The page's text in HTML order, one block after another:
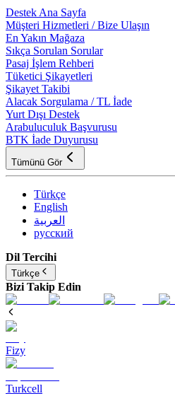
Destek Ana Sayfa
Müşteri Hizmetleri / Bize Ulaşın
En Yakın Mağaza
Sıkça Sorulan Sorular
Pasaj İşlem Rehberi
Tüketici Şikayetleri
Şikayet Takibi
Alacak Sorgulama / TL İade
Yurt Dışı Destek
Arabuluculuk Başvurusu
BTK İade Duyurusu
Tümünü Gör
Türkçe
English
العربية
русский
Dil Tercihi
Türkçe
Bizi Takip Edin
Fizy
Turkcell